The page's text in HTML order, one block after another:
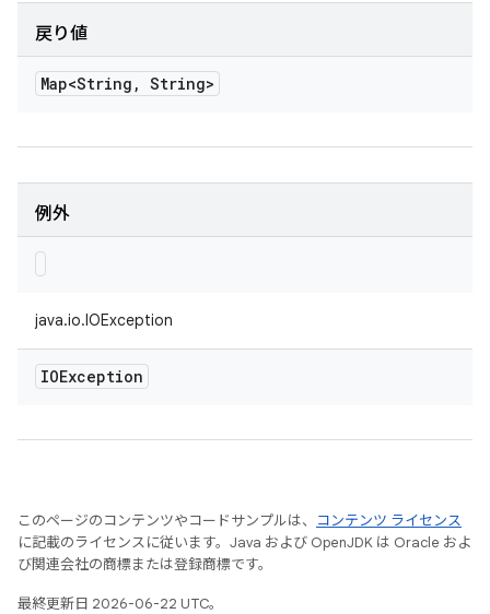
戻り値
Map<String , String>
例外
java.io.IOException
IOException
このページのコンテンツやコードサンプルは、
コンテンツ ライセンス
に記載のライセンスに従います。Java および OpenJDK は Oracle およ
び関連会社の商標または登録商標です。
最終更新日 2026-06-22 UTC。